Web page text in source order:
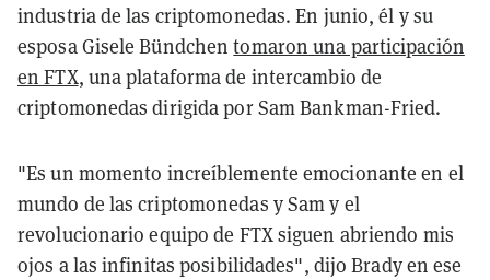
industria de las criptomonedas. En junio, él y su
esposa Gisele Bündchentomaron una participación
en FTX, una plataforma de intercambio de
criptomonedas dirigida por Sam Bankman-Fried.
"Es un momento increíblemente emocionante en el
mundo de las criptomonedas y Sam y el
revolucionario equipo de FTX siguen abriendo mis
ojos a las infinitas posibilidades", dijo Brady en ese